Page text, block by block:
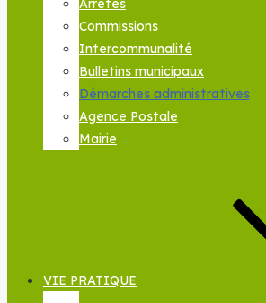
Arrêtés
Commissions
Intercommunalité
Bulletins municipaux
Démarches administratives
Agence Postale
Mairie
VIE PRATIQUE